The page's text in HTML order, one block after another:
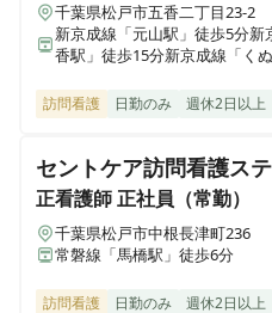
千葉県松戸市五香二丁目23-2
新京成線「元山駅」徒歩5分新
香駅」徒歩15分新京成線「く
訪問看護 日勤のみ 週休2日以上
セントケア訪問看護ス
正看護師正社員（常勤）
千葉県松戸市中根長津町236
常磐線「馬橋駅」徒歩6分
訪問看護 日勤のみ 週休2日以上